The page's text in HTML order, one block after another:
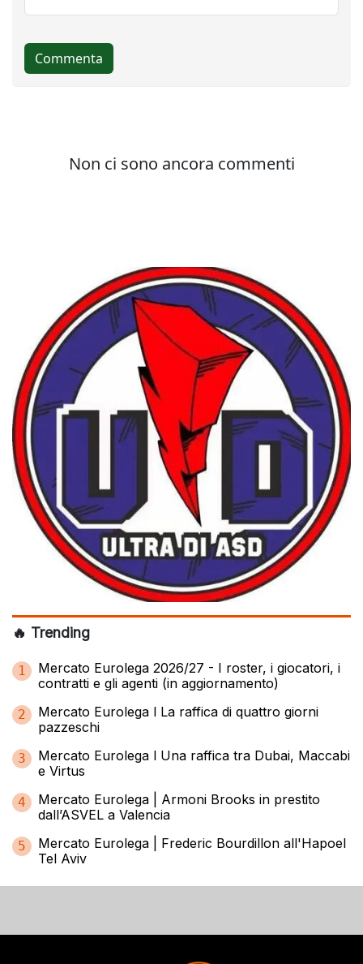
🔥 Trending
1
Mercato Eurolega 2026/27 - I roster, i giocatori, i
contratti e gli agenti (in aggiornamento)
2
Mercato Eurolega l La raffica di quattro giorni
pazzeschi
3
Mercato Eurolega l Una raffica tra Dubai, Maccabi
e Virtus
4
Mercato Eurolega | Armoni Brooks in prestito
dall’ASVEL a Valencia
5
Mercato Eurolega | Frederic Bourdillon all'Hapoel
Tel Aviv